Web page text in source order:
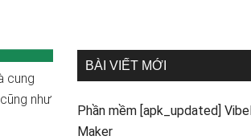
cung
như
BÀI VIẾT MỚI
Phần mềm [apk_updated]
Maker